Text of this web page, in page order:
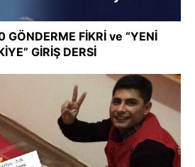
GÖNDERME FİKRİ ve “YENİ
GİRİŞ DERSİ